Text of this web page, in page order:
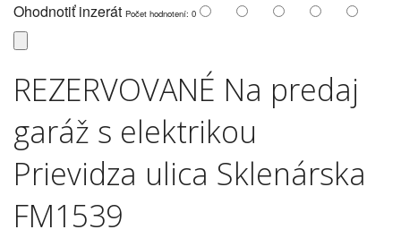
Ohodnotiť inzerát Počet hodnotení: 0
REZERVOVANÉ Na predaj
garáž s elektrikou
Prievidza ulica Sklenárska
FM1539